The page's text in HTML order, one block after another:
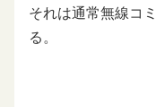
それは通常無線コ
る。